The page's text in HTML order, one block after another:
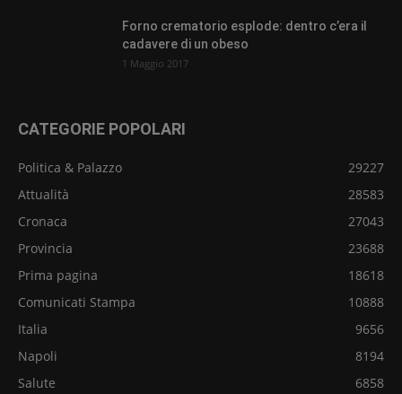
Forno crematorio esplode: dentro c’era il
cadavere di un obeso
1 Maggio 2017
CATEGORIE POPOLARI
Politica & Palazzo
29227
Attualità
28583
Cronaca
27043
Provincia
23688
Prima pagina
18618
Comunicati Stampa
10888
Italia
9656
Napoli
8194
Salute
6858